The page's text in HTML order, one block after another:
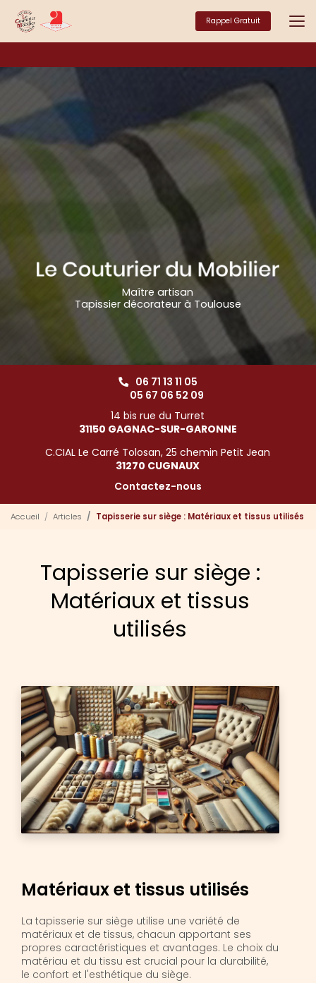
contenu
principal
Rappel Gratuit
Maître artisan
Tapissier décorateur à Toulouse
06 71 13 11 05
05 67 06 52 09
14 bis rue du Turret
31150 GAGNAC-SUR-GARONNE
C.CIAL Le Carré Tolosan, 25 chemin Petit Jean
31270 CUGNAUX
Contactez-nous
Accueil Articles Tapisserie sur siège : Matériaux et tissus utilisés
Tapisserie sur siège :
Matériaux et tissus
utilisés
Matériaux et tissus utilisés
La tapisserie sur siège utilise une variété de
matériaux et de tissus, chacun apportant ses
propres caractéristiques et avantages. Le choix du
matériau et du tissu est crucial pour la durabilité,
le confort et l'esthétique du siège.